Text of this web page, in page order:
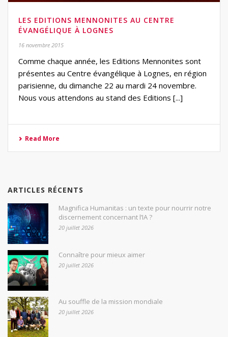
LES EDITIONS MENNONITES AU CENTRE
ÉVANGÉLIQUE À LOGNES
16 novembre 2015
Comme chaque année, les Editions Mennonites sont
présentes au Centre évangélique à Lognes, en région
parisienne, du dimanche 22 au mardi 24 novembre.
Nous vous attendons au stand des Editions [...]
Read More
ARTICLES RÉCENTS
Magnifica Humanitas : un texte pour nourrir notre
discernement concernant l’IA ?
20 juillet 2026
Connaître pour mieux aimer
20 juillet 2026
Au souffle de la mission mondiale
20 juillet 2026